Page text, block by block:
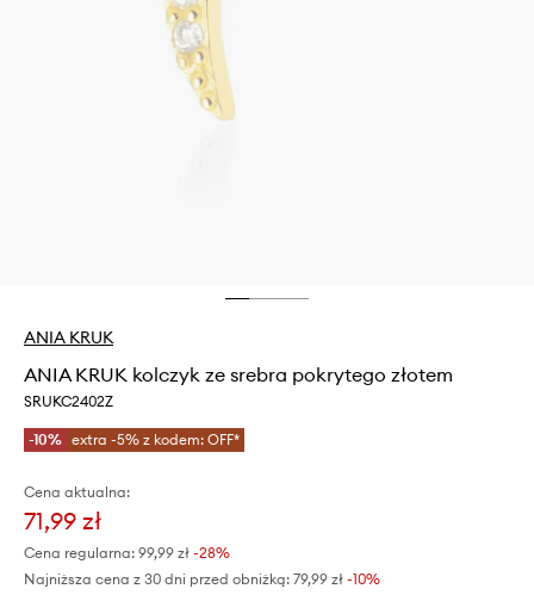
ANIA KRUK
ANIA KRUK kolczyk ze srebra pokrytego złotem
SRUKC2402Z
-10% extra -5% z kodem: OFF*
Cena aktualna:
71,99 zł
Cena regularna: 99,99 zł -28%
Najniższa cena z 30 dni przed obniżką: 79,99 zł -10%